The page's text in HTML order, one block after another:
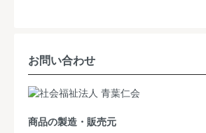
お問い合わせ
商品の製造・販売元